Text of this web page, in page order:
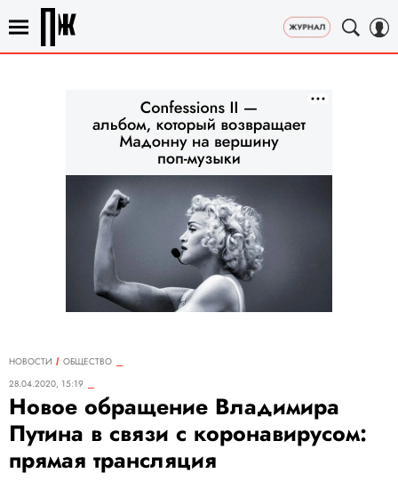
НОВОСТИ
ОБЩЕСТВО
28.04.2020, 15:19
Новое обращение Владимира
Путина в связи с коронавирусом:
прямая трансляция